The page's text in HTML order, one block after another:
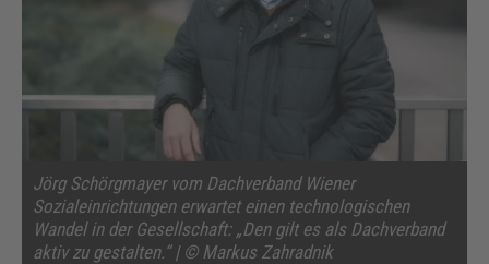
Jörg Schörgmayer vom Dachverband Wiener
Sozialeinrichtungen erwartet einen technologischen
Wandel in der Gesellschaft: „Den gilt es als Dachverband
aktiv zu gestalten.“ | © Markus Zahradnik